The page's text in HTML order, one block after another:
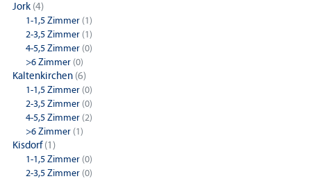
Jork (4)
1-1,5 Zimmer (1)
2-3,5 Zimmer (1)
4-5,5 Zimmer (0)
>6 Zimmer (0)
Kaltenkirchen (6)
1-1,5 Zimmer (0)
2-3,5 Zimmer (0)
4-5,5 Zimmer (2)
>6 Zimmer (1)
Kisdorf(1)
1-1,5 Zimmer (0)
2-3,5 Zimmer (0)